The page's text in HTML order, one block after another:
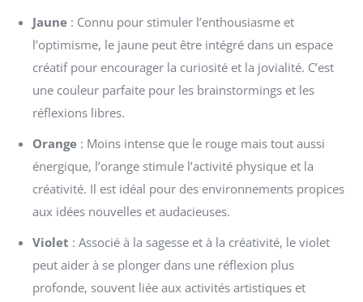
Jaune : Connu pour stimuler l’enthousiasme et
l’optimisme, le jaune peut être intégré dans un espace
créatif pour encourager la curiosité et la jovialité. C’est
une couleur parfaite pour les brainstormings et les
réflexions libres.
Orange : Moins intense que le rouge mais tout aussi
énergique, l’orange stimule l’activité physique et la
créativité. Il est idéal pour des environnements propices
aux idées nouvelles et audacieuses.
Violet : Associé à la sagesse et à la créativité, le violet
peut aider à se plonger dans une réflexion plus
profonde, souvent liée aux activités artistiques et